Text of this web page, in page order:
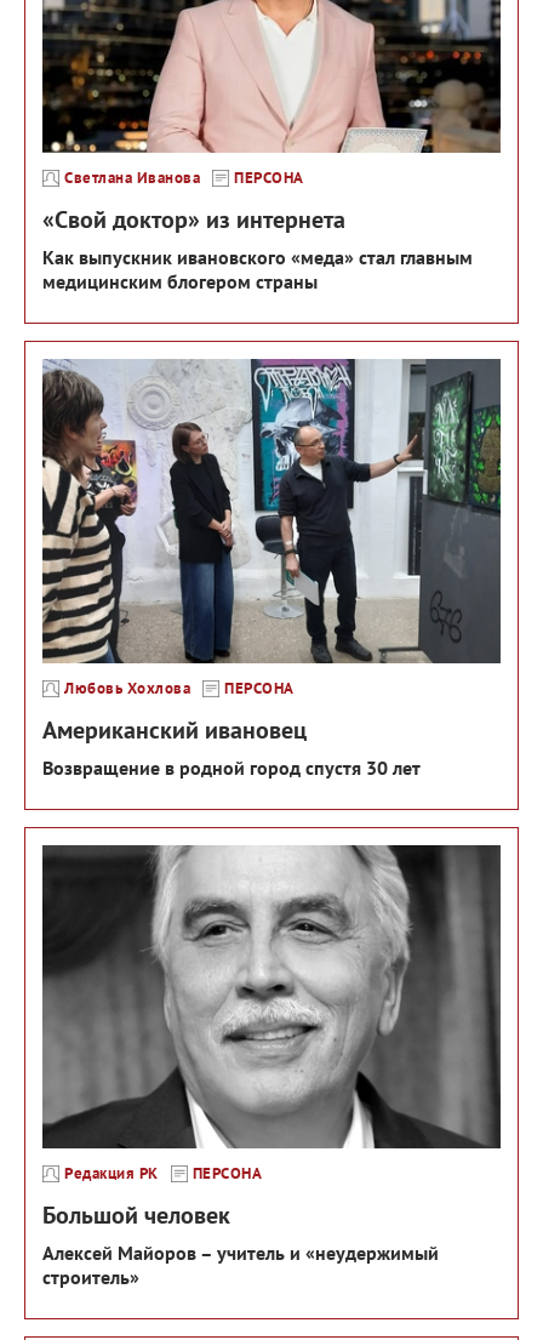
Светлана Иванова ПЕРСОНА
«Свой доктор» из интернета
Как выпускник ивановского «меда» стал главным
медицинским блогером страны
Любовь Хохлова ПЕРСОНА
Американский ивановец
Возвращение в родной город спустя 30 лет
Редакция РК ПЕРСОНА
Большой человек
Алексей Майоров – учитель и «неудержимый
строитель»